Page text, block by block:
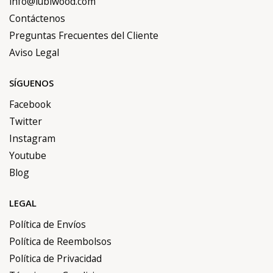
Contáctenos
Preguntas Frecuentes del Cliente
Aviso Legal
SÍGUENOS
Facebook
Twitter
Instagram
Youtube
Blog
LEGAL
Política de Envíos
Política de Reembolsos
Política de Privacidad